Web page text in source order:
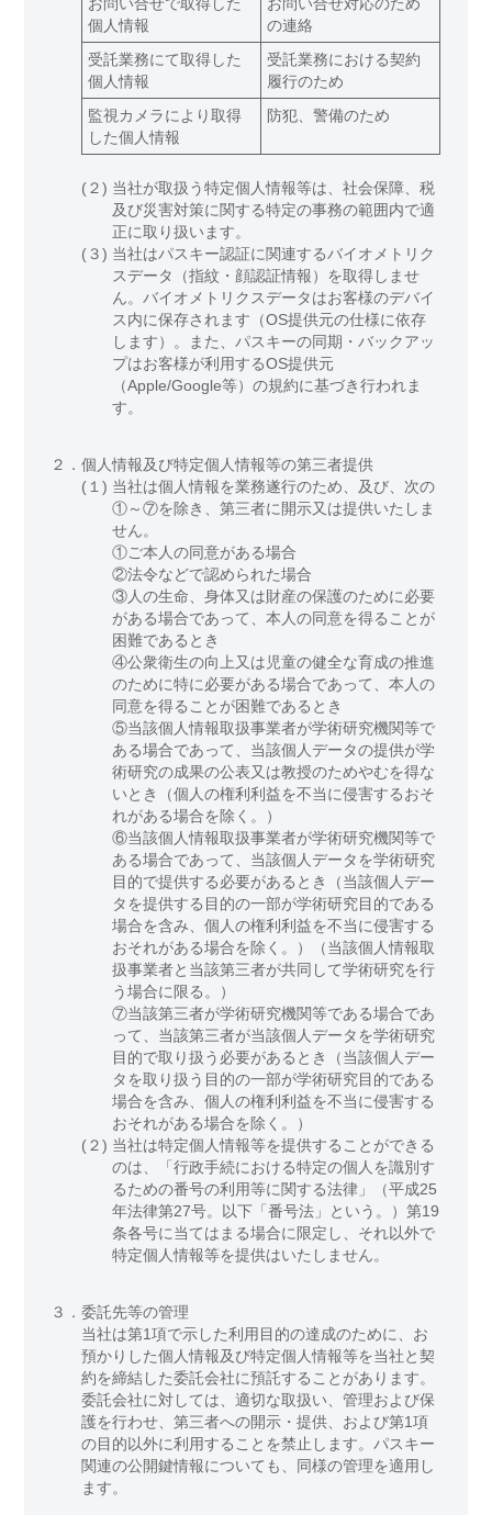
個人情報
の連絡
受託業務にて取得した
個人情報
受託業務における契約
履行のため
監視カメラにより取得
した個人情報
防犯、警備のため
(２) 当社が取扱う特定個人情報等は、社会保障、税
及び災害対策に関する特定の事務の範囲内で適
正に取り扱います。
(３) 当社はパスキー認証に関連するバイオメトリク
スデータ（指紋・顔認証情報）を取得しませ
ん。バイオメトリクスデータはお客様のデバイ
ス内に保存されます（OS提供元の仕様に依存
します）。また、パスキーの同期・バックアッ
プはお客様が利用するOS提供元
（Apple/Google等）の規約に基づき行われま
す。
２．個人情報及び特定個人情報等の第三者提供
(１) 当社は個人情報を業務遂行のため、及び、次の
①～⑦を除き、第三者に開示又は提供いたしま
せん。
①ご本人の同意がある場合
②法令などで認められた場合
③人の生命、身体又は財産の保護のために必要
がある場合であって、本人の同意を得ることが
困難であるとき
④公衆衛生の向上又は児童の健全な育成の推進
のために特に必要がある場合であって、本人の
同意を得ることが困難であるとき
⑤当該個人情報取扱事業者が学術研究機関等で
ある場合であって、当該個人データの提供が学
術研究の成果の公表又は教授のためやむを得な
いとき（個人の権利利益を不当に侵害するおそ
れがある場合を除く。）
⑥当該個人情報取扱事業者が学術研究機関等で
ある場合であって、当該個人データを学術研究
目的で提供する必要があるとき（当該個人デー
タを提供する目的の一部が学術研究目的である
場合を含み、個人の権利利益を不当に侵害する
おそれがある場合を除く。）（当該個人情報取
扱事業者と当該第三者が共同して学術研究を行
う場合に限る。）
⑦当該第三者が学術研究機関等である場合であ
って、当該第三者が当該個人データを学術研究
目的で取り扱う必要があるとき（当該個人デー
タを取り扱う目的の一部が学術研究目的である
場合を含み、個人の権利利益を不当に侵害する
おそれがある場合を除く。）
(２) 当社は特定個人情報等を提供することができる
のは、「行政手続における特定の個人を識別す
るための番号の利用等に関する法律」（平成25
年法律第27号。以下「番号法」という。）第19
条各号に当てはまる場合に限定し、それ以外で
特定個人情報等を提供はいたしません。
３．委託先等の管理
当社は第1項で示した利用目的の達成のために、お
預かりした個人情報及び特定個人情報等を当社と契
約を締結した委託会社に預託することがあります。
委託会社に対しては、適切な取扱い、管理および保
護を行わせ、第三者への開示・提供、および第1項
の目的以外に利用することを禁止します。パスキー
関連の公開鍵情報についても、同様の管理を適用し
ます。